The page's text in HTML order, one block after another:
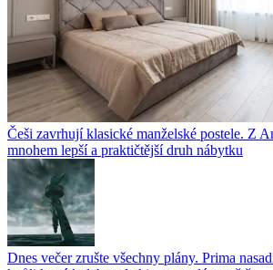
Češi zavrhují klasické manželské postele. Z
mnohem lepší a praktičtější druh nábytku
Dnes večer zrušte všechny plány. Prima